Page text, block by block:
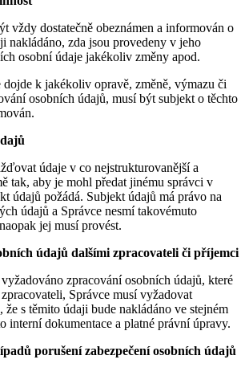
vždy dostatečně obeznámen a informován o
nakládáno, zda jsou provedeny v jeho
osobní údaje jakékoliv změny apod.
dojde k jakékoliv opravě, změně, výmazu či
osobních údajů, musí být subjekt o těchto
údaje v co nejstrukturovanější a
tak, aby je mohl předat jinému správci v
údajů požádá. Subjekt údajů má právo na
údajů a Správce nesmí takovémuto
jej musí provést.
údajů dalšími zpracovateli či příjemci
zpracování osobních údajů, které
Správce musí vyžadovat
že s těmito údaji bude nakládáno ve stejném
interní dokumentace a platné právní úpravy.
porušení zabezpečení osobních údajů